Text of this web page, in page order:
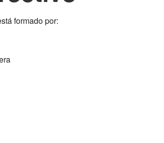
formado por: